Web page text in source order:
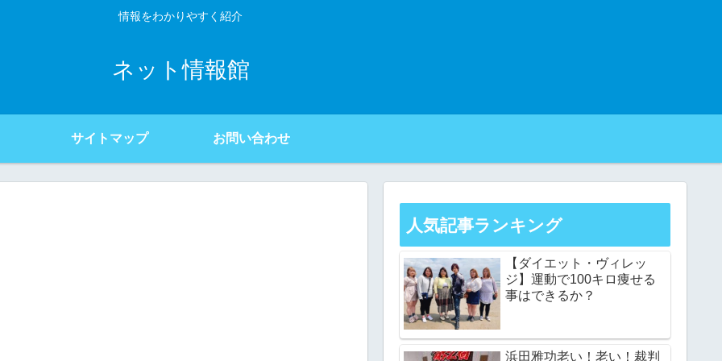
情報をわかりやすく紹介
ネット情報館
サイトマップ お問い合わせ
人気記事ランキング
【ダイエット・ヴィレッ
ジ】運動で100キロ痩せる
事はできるか？
浜田雅功老い！老い！裁判